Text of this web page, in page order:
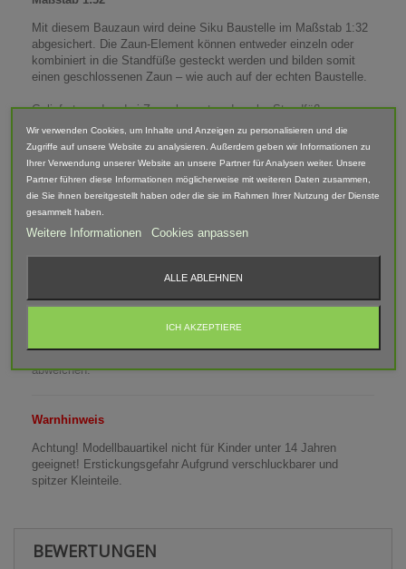
Mit diesem Bauzaun wird deine Siku Baustelle im Maßstab 1:32
abgesichert. Die Zaun-Element können entweder einzeln oder
kombiniert in die Standfüße gesteckt werden und bilden somit
einen geschlossenen Zaun – wie auch auf der echten Baustelle.
Geliefert werden drei Zaunelement und sechs Standfüße um
diese aufzustellen.
Neben der Baustellen-Sicherung können die Elemente auch auf
dem Bauernhof als Zaun für Tiere oder als
Grundstückabsperrung verwendet werden.
enthalten.
nach bearbeitet. Daher können Form, Farbe und Ausführung
abweichen.
Warnhinweis
Achtung! Modellbauartikel nicht für Kinder unter 14 Jahren
geeignet! Erstickungsgefahr Aufgrund verschluckbarer und
spitzer Kleinteile.
BEWERTUNGEN
Wir verwenden Cookies, um Inhalte und Anzeigen zu personalisieren und die
Zugriffe auf unsere Website zu analysieren. Außerdem geben wir Informationen zu
Ihrer Verwendung unserer Website an unsere Partner für Analysen weiter. Unsere
Partner führen diese Informationen möglicherweise mit weiteren Daten zusammen,
die Sie ihnen bereitgestellt haben oder die sie im Rahmen Ihrer Nutzung der Dienste
gesammelt haben.
Weitere Informationen Cookies anpassen
ALLE ABLEHNEN
ICH AKZEPTIERE